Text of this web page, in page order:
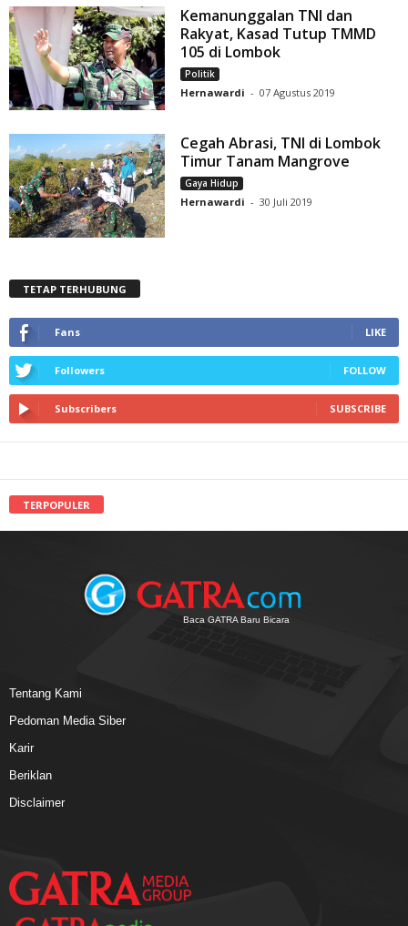
Kemanunggalan TNI dan
Rakyat, Kasad Tutup TMMD
105 di Lombok
Politik
Hernawardi - 07 Agustus 2019
Cegah Abrasi, TNI di Lombok
Timur Tanam Mangrove
Gaya Hidup
Hernawardi - 30 Juli 2019
TETAP TERHUBUNG
Fans LIKE
Followers FOLLOW
Subscribers SUBSCRIBE
TERPOPULER
Baca GATRA Baru Bicara
Tentang Kami
Pedoman Media Siber
Karir
Beriklan
Disclaimer